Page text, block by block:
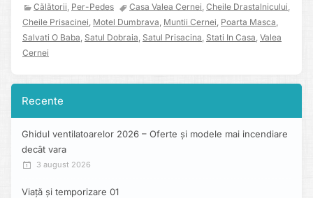
Călătorii Per-Pedes Casa Valea Cernei Cheile Drastalnicului
Cheile Prisacinei Motel Dumbrava Muntii Cernei Poarta Masca
Salvati O Baba Satul Dobraia Satul Prisacina Stati In Casa Valea
Cernei
Recente
Ghidul ventilatoarelor 2026 – Oferte și modele mai incendiare
decât vara
3 august 2026
Viață și temporizare 01